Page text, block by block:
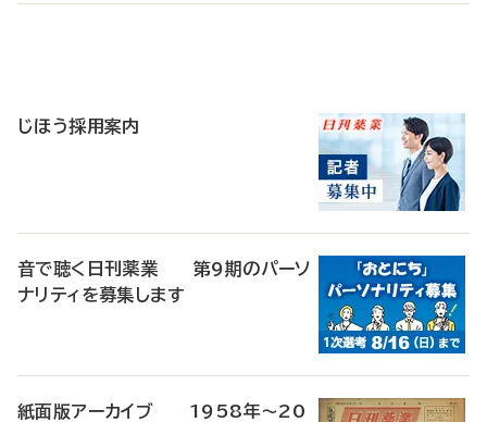
じほう採用案内
音で聴く日刊薬業 第9期のパーソ
ナリティを募集します
紙面版アーカイブ 1958年～20